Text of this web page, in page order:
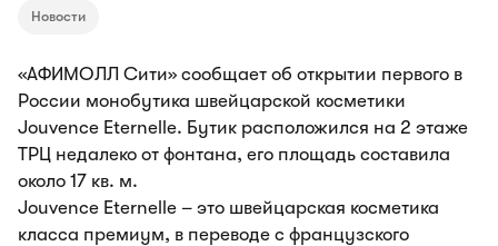
Новости
«АФИМОЛЛ Сити» сообщает об открытии первого в
России монобутика швейцарской косметики
Jouvence Eternelle. Бутик расположился на 2 этаже
ТРЦ недалеко от фонтана, его площадь составила
около 17 кв. м.
Jouvence Eternelle – это швейцарская косметика
класса премиум, в переводе с французского